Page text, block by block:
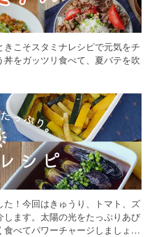
こそスタミナレシピで元気をチ
をガッツリ食べて、夏バテを吹
！今回はきゅうり、トマト、ズ
ます。太陽の光をたっぷりあび
べてパワーチャージしましょう